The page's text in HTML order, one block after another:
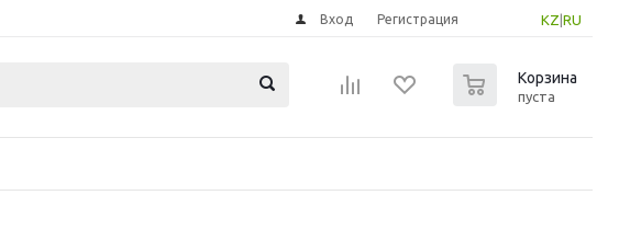
KZ RU
Вход Регистрация
Корзина
пуста